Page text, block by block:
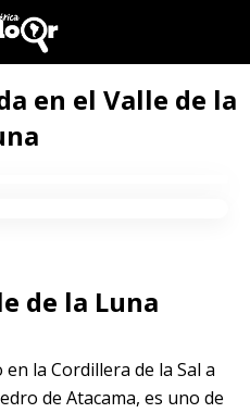
IR
a
en el Valle de la
de la Luna
la Cordillera de la Sal a
de Atacama, es uno de